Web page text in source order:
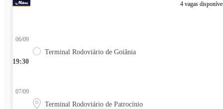
4 vagas
19:30
06/09
Terminal Rodoviário de Goiânia
07/09
Terminal Rodoviário de Patrocínio